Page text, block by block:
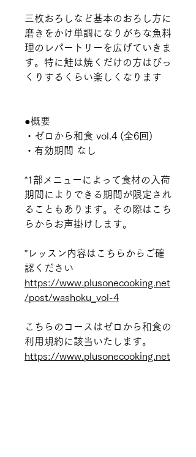
三枚おろしなど基本のおろし方に
磨きをかけ単調になりがちな魚料
理のレパートリーを広げていきま
す。特に鮭は焼くだけの方はびっ
くりするくらい楽しくなります
●概要
・ゼロから和食 vol.4 (全6回)
・有効期間 なし
*1部メニューによって食材の入荷
期間によりできる期間が限定され
ることもあります。その際はこち
らからお声掛けします。
*レッスン内容はこちらからご確
認ください
https://www.plusonecooking.net
/post/washoku_vol-4
こちらのコースはゼロから和食の
利用規約に該当いたします。
https://www.plusonecooking.net